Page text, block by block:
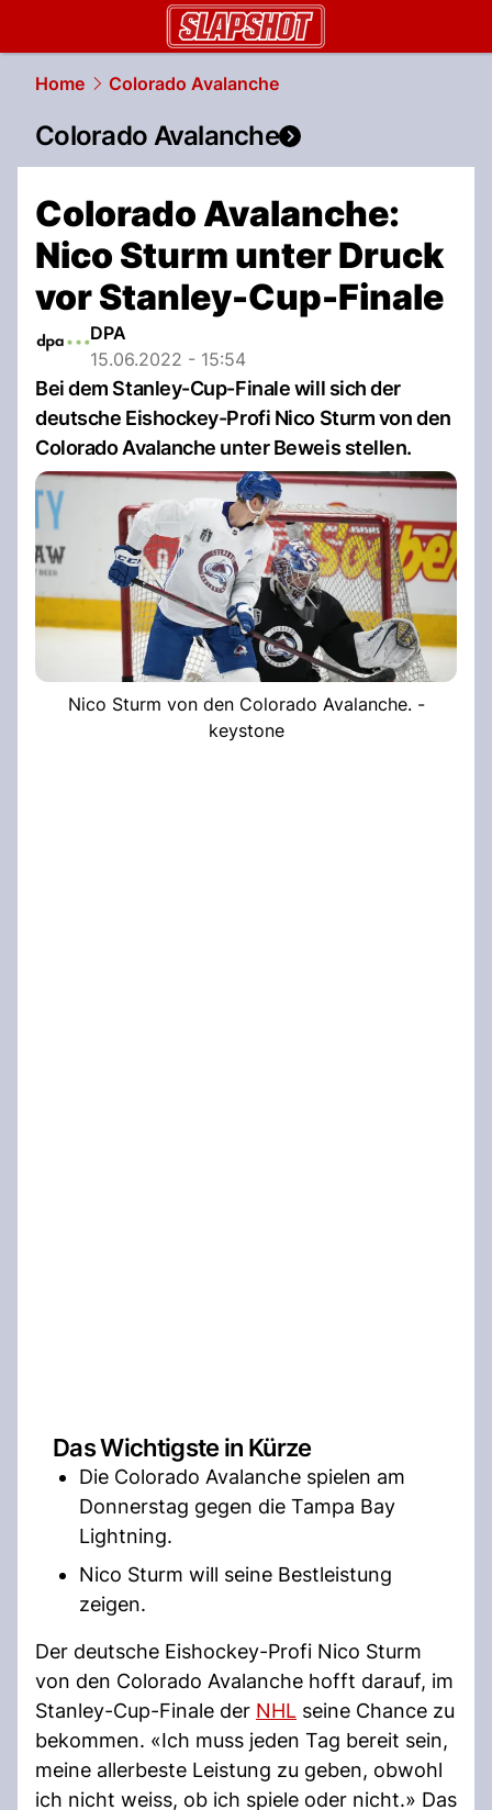
Home Colorado Avalanche
Colorado Avalanche
Colorado Avalanche:
Nico Sturm unter Druck
vor Stanley-Cup-Finale
DPA
15.06.2022 - 15:54
Bei dem Stanley-Cup-Finale will sich der
deutsche Eishockey-Profi Nico Sturm von den
Colorado Avalanche unter Beweis stellen.
Nico Sturm von den Colorado Avalanche. -
keystone
Das Wichtigste in Kürze
Die Colorado Avalanche spielen am
Donnerstag gegen die Tampa Bay
Lightning.
Nico Sturm will seine Bestleistung
zeigen.
Der deutsche Eishockey-Profi Nico Sturm
von den Colorado Avalanche hofft darauf, im
Stanley-Cup-Finale der NHL seine Chance zu
bekommen. «Ich muss jeden Tag bereit sein,
meine allerbeste Leistung zu geben, obwohl
ich nicht weiss, ob ich spiele oder nicht.» Das